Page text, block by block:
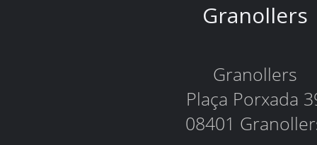
Granollers
Granollers
Plaça Porxada
08401